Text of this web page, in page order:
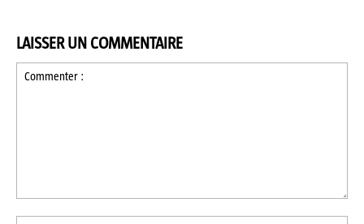
LAISSER UN COMMENTAIRE